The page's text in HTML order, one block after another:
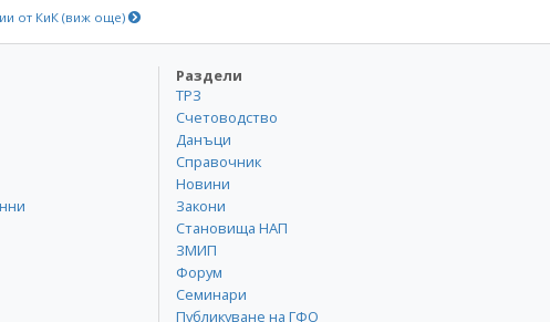
от КиК (виж още)
Раздели
ТРЗ
Счетоводство
Данъци
Справочник
Новини
Закони
Становища НАП
ЗМИП
Форум
Семинари
Публикуване на ГФО